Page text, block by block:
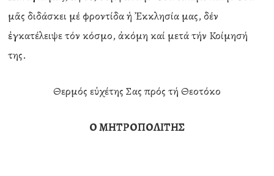
μᾶς διδάσκει μέ φροντίδα ἡ Ἐκκλησία μας, δέν
ἐγκατέλειψε τόν κόσμο, ἀκόμη καί μετά τήν Κοίμησή
της.
Θερμός εὐχέτης Σας πρός τή Θεοτόκο
Ο ΜΗΤΡΟΠΟΛΙΤΗΣ